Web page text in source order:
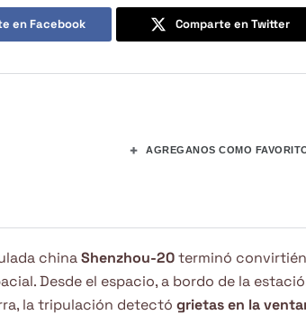
en Facebook Comparte en Twitter
+ AGREGANOS COMO
chinaShenzhou-20terminó
Desde el espacio, a bordo de la
la tripulación detectó grietas en la